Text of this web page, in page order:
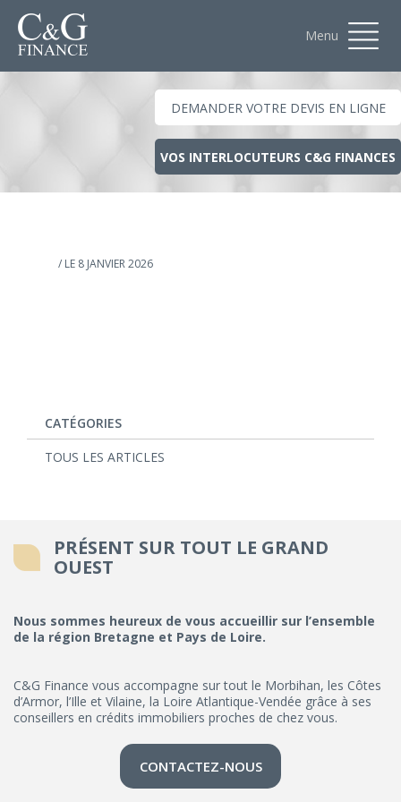
Menu
DEMANDER VOTRE DEVIS EN LIGNE
VOS INTERLOCUTEURS C&G FINANCES
/ LE 8 JANVIER 2026
CATÉGORIES
TOUS LES ARTICLES
PRÉSENT SUR TOUT LE GRAND
OUEST
Nous sommes heureux de vous accueillir sur l’ensemble
de la région Bretagne et Pays de Loire.
C&G Finance vous accompagne sur tout le Morbihan, les Côtes
d’Armor, l’Ille et Vilaine, la Loire Atlantique-Vendée grâce à ses
conseillers en crédits immobiliers proches de chez vous.
CONTACTEZ-NOUS